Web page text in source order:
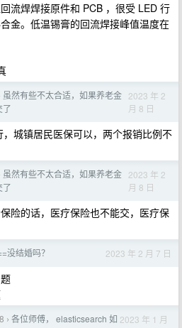
流焊焊接原件和 PCB ，很受 LED 行
金。低温锡膏的回流焊接峰值温度在
虽然有些不太合适，如果养老金
了
2023 年 2
月 8 日
城镇居民医保可以，两个报销比例不
虽然有些不太合适，如果养老金
了
2023 年 2
月 8 日
险的话，医疗保险也不能交，医疗保
没结婚吗？ 2023 年 2 月 7 日
› 各位师傅， elasticsearch 如 2023 年 1 月